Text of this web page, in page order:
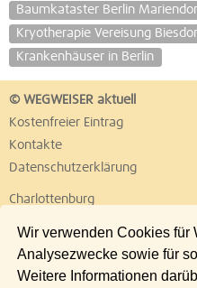
Wir verwenden Cookies für
Analysezwecke sowie für
Weitere Informationen
Baumkataster Berlin
Kryotherapie Vereisung
Krankenhäuser in Berlin
© WEGWEISER aktuell
Kostenfreier Eintrag
Kontakte
Datenschutzerklärung
Charlottenburg
Lichtenberg